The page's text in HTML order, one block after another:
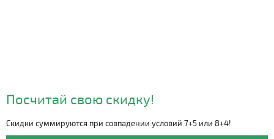
Видео о компании
Посчитай свою скидку!
Скидки суммируются при совпадении условий 7+5 или 8+4!